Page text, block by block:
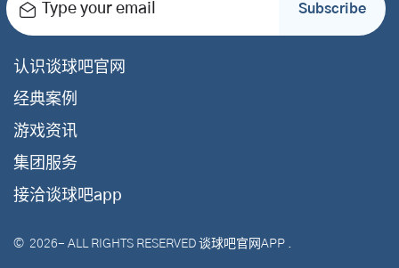
Type your email Subscribe
认识谈球吧官网
经典案例
游戏资讯
集团服务
接洽谈球吧app
© 2026- ALL RIGHTS RESERVED 谈球吧官网APP .